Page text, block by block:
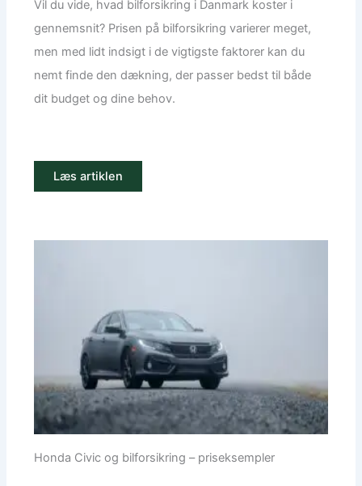
Vil du vide, hvad bilforsikring i Danmark koster i
gennemsnit? Prisen på bilforsikring varierer meget,
men med lidt indsigt i de vigtigste faktorer kan du
nemt finde den dækning, der passer bedst til både
dit budget og dine behov.
Læs artiklen
Honda Civic og bilforsikring – priseksempler